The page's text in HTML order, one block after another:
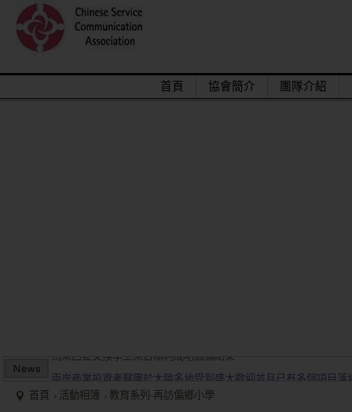
首頁 協會簡介 團隊介紹
2015/12關懷偏鄉小學，物資順利送達。
首頁 活動相簿 教育系列-再訪偏鄉小學